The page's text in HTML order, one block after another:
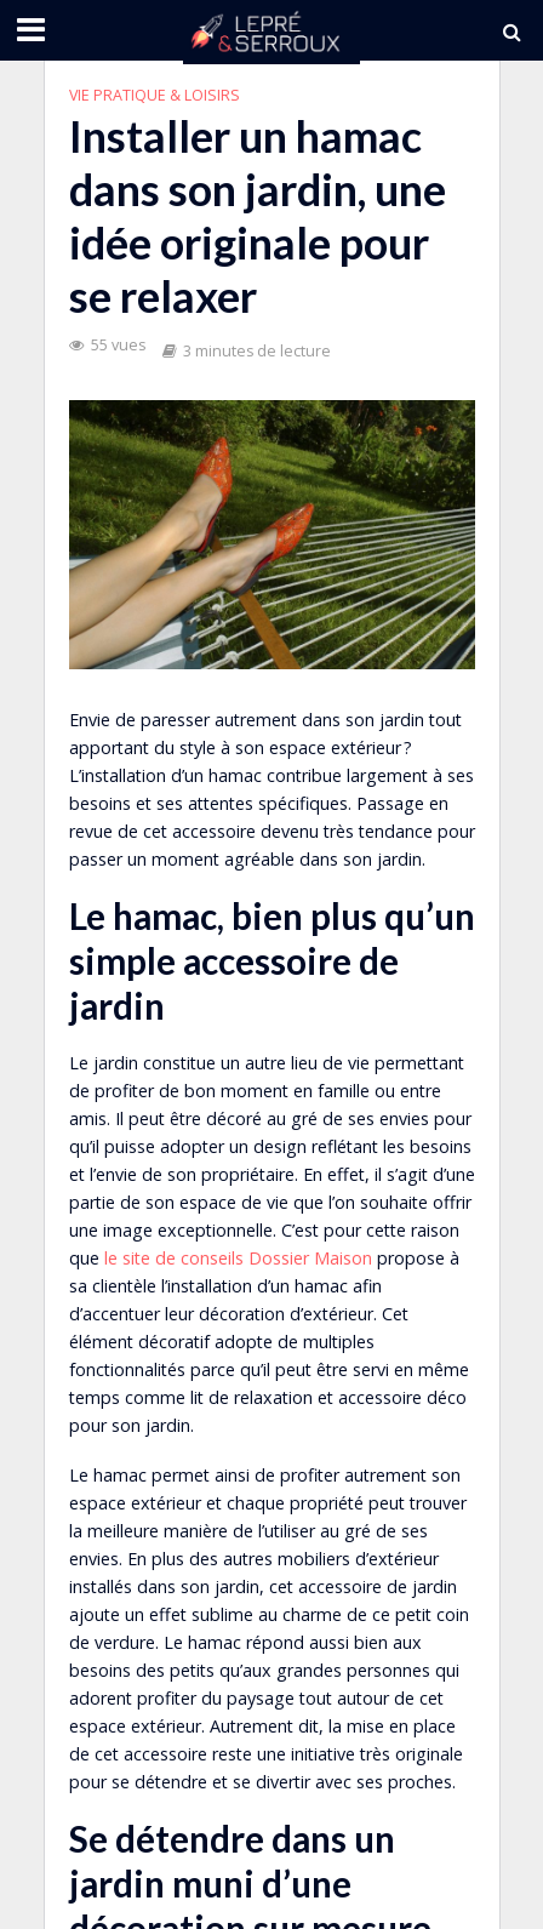
VIE PRATIQUE & LOISIRS
Installer un hamac
dans son jardin, une
idée originale pour
se relaxer
55 vues 3 minutes de lecture
Envie de paresser autrement dans son jardin tout
apportant du style à son espace extérieur ?
L’installation d’un hamac contribue largement à ses
besoins et ses attentes spécifiques. Passage en
revue de cet accessoire devenu très tendance pour
passer un moment agréable dans son jardin.
Le hamac, bien plus qu’un
simple accessoire de
jardin
Le jardin constitue un autre lieu de vie permettant
de profiter de bon moment en famille ou entre
amis. Il peut être décoré au gré de ses envies pour
qu’il puisse adopter un design reflétant les besoins
et l’envie de son propriétaire. En effet, il s’agit d’une
partie de son espace de vie que l’on souhaite offrir
une image exceptionnelle. C’est pour cette raison
que le site de conseils Dossier Maison propose à
sa clientèle l’installation d’un hamac afin
d’accentuer leur décoration d’extérieur. Cet
élément décoratif adopte de multiples
fonctionnalités parce qu’il peut être servi en même
temps comme lit de relaxation et accessoire déco
pour son jardin.
Le hamac permet ainsi de profiter autrement son
espace extérieur et chaque propriété peut trouver
la meilleure manière de l’utiliser au gré de ses
envies. En plus des autres mobiliers d’extérieur
installés dans son jardin, cet accessoire de jardin
ajoute un effet sublime au charme de ce petit coin
de verdure. Le hamac répond aussi bien aux
besoins des petits qu’aux grandes personnes qui
adorent profiter du paysage tout autour de cet
espace extérieur. Autrement dit, la mise en place
de cet accessoire reste une initiative très originale
pour se détendre et se divertir avec ses proches.
Se détendre dans un
jardin muni d’une